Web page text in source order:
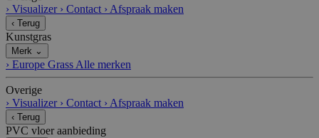
› Visualizer › Contact › Afspraak maken
‹ Terug
Kunstgras
Merk ⌄
› Europe Grass Alle merken
Overige
› Visualizer › Contact › Afspraak maken
‹ Terug
PVC vloer aanbieding